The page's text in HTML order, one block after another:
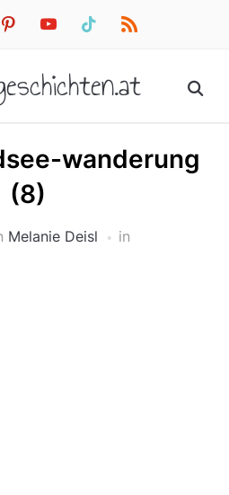
youtube tiktok rss
wanderung
(8)
Melanie Deisl in